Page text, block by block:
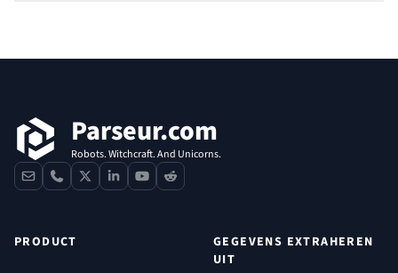
Parseur.com
Robots. Witchcraft. And Unicorns.
contactphone
x linkedinyoutube
reddit
PRODUCT
GEGEVENS EXTRAHEREN
UIT